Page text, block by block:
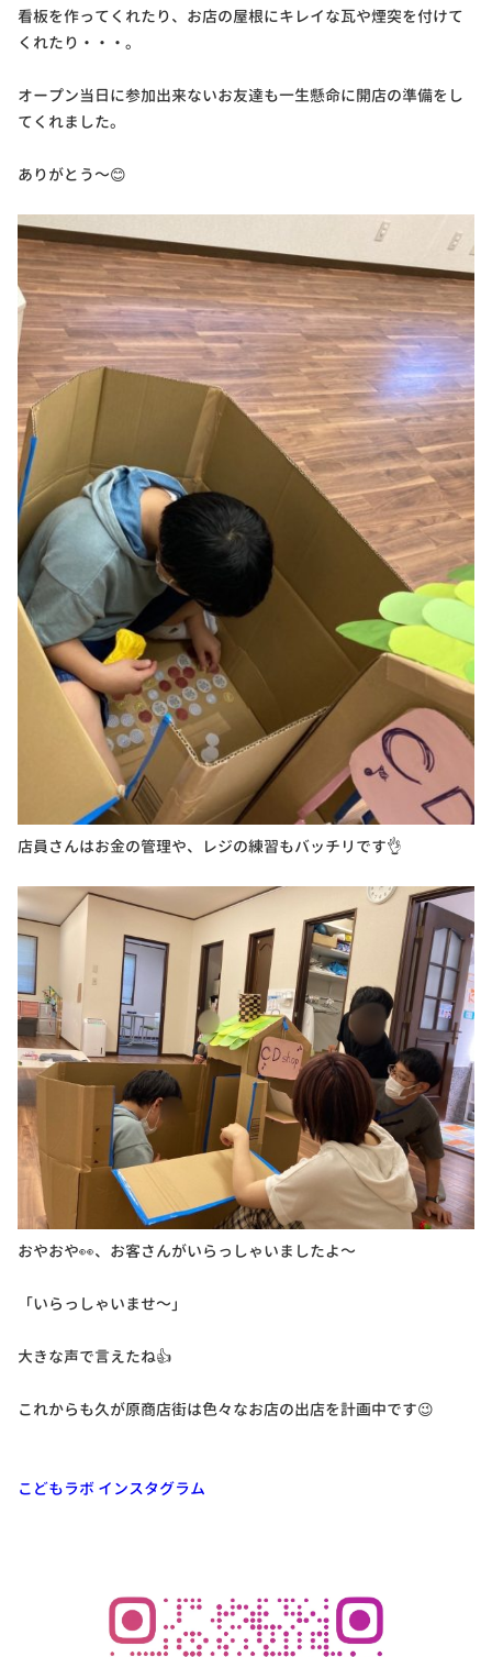
看板を作ってくれたり、お店の屋根にキレイな瓦や煙突を付けて
くれたり・・・。
オープン当日に参加出来ないお友達も一生懸命に開店の準備をし
てくれました。
ありがとう～😊
店員さんはお金の管理や、レジの練習もバッチリです👌
おやおや👀、お客さんがいらっしゃいましたよ～
「いらっしゃいませ～」
大きな声で言えたね👍
これからも久が原商店街は色々なお店の出店を計画中です😉
こどもラボ インスタグラム